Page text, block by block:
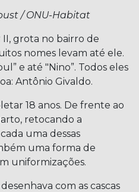
/ ONU-Habitat
II, grota no bairro de
nomes levam até ele.
e até "Nino”. Todos eles
Antônio Givaldo.
18 anos. De frente ao
retocando a
uma dessas
uma forma de
uniformizações.
com as cascas